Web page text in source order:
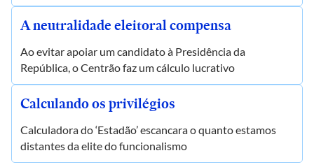
A neutralidade eleitoral compensa
Ao evitar apoiar um candidato à Presidência da
República, o Centrão faz um cálculo lucrativo
Calculando os privilégios
Calculadora do ‘Estadão’ escancara o quanto estamos
distantes da elite do funcionalismo